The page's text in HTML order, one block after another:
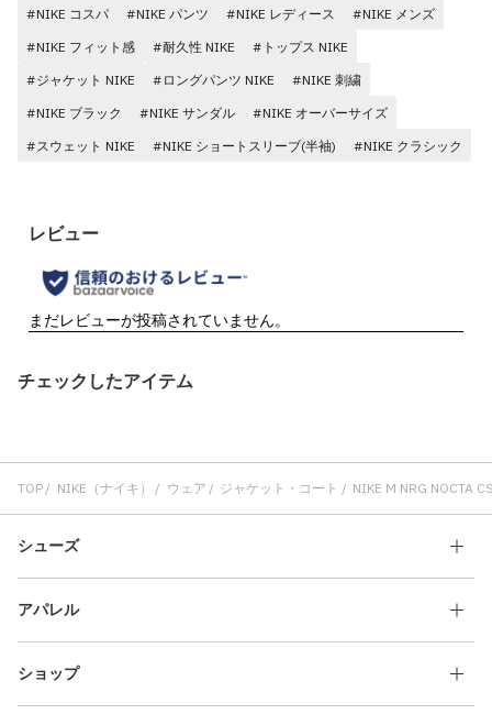
#NIKE コスパ
#NIKE パンツ #NIKE レディース
#NIKE メンズ
#NIKE フィット感
#耐久性 NIKE
#トップス NIKE
#ジャケット NIKE
#ロングパンツ NIKE
#NIKE 刺繍
#NIKE ブラック
#NIKE サンダル
#NIKE オーバーサイズ
#スウェット NIKE
#NIKE ショートスリーブ(半袖) #NIKE クラシック
チェックしたアイテム
TOP NIKE（ナイキ） ウェア ジャケット・コート NIKE M NRG NOCTA
シューズ
アパレル
ショップ